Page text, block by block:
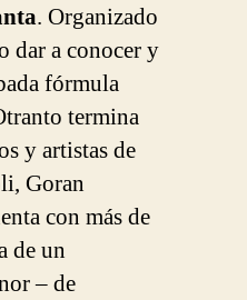
. Organizado
dar a conocer y
fórmula
termina
y artistas de
Goran
con más de
de un
– de